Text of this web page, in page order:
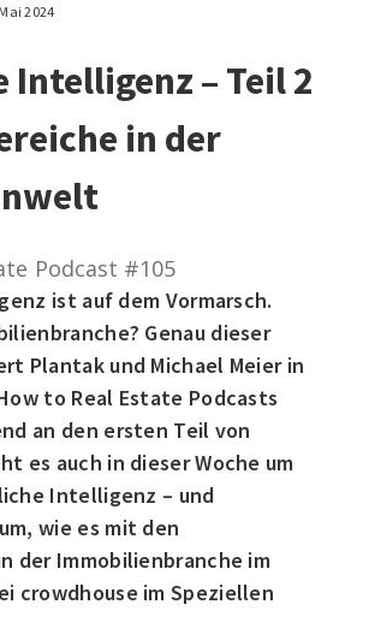
2024
Intelligenz – Teil 2
in der
Podcast #105
ist auf dem Vormarsch.
Genau dieser
Plantak und Michael Meier in
to Real Estate Podcasts
an den ersten Teil von
es auch in dieser Woche um
Intelligenz – und
wie es mit den
der Immobilienbranche im
crowdhouse im Speziellen